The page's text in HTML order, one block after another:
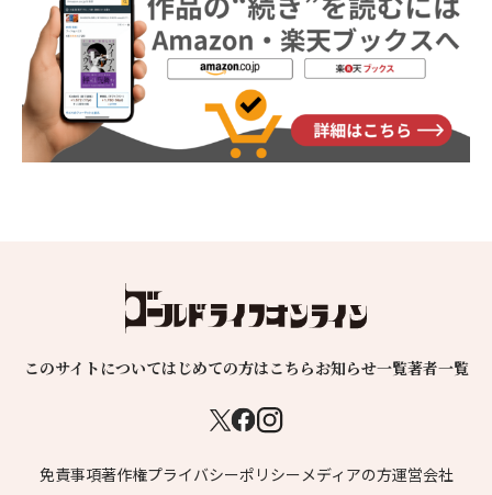
このサイトについてはじめての方はこちらお知らせ一覧著者一覧
免責事項著作権プライバシーポリシー メディアの方運営会社